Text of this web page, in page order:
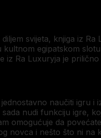
svijeta, knjiga iz
egipatskom
iz Ra Luxuryja je
naučiti igru
nudi funkciju igre,
omogućuje da
i nešto što ni na